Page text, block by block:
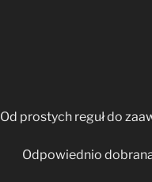
Od prostych reguł do
Odpowiednio